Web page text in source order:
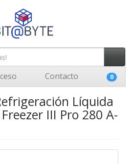
Contacto 0
Líquida
III Pro 280 A-